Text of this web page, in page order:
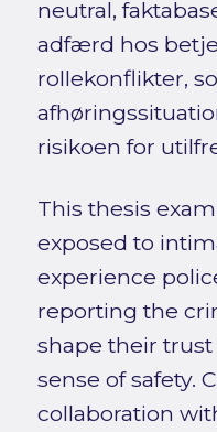
neutral,
adfærd hos
rollekonflikter,
risikoen for
This thesis
exposed to
experience
reporting the
shape their
sense of safety.
collaboration